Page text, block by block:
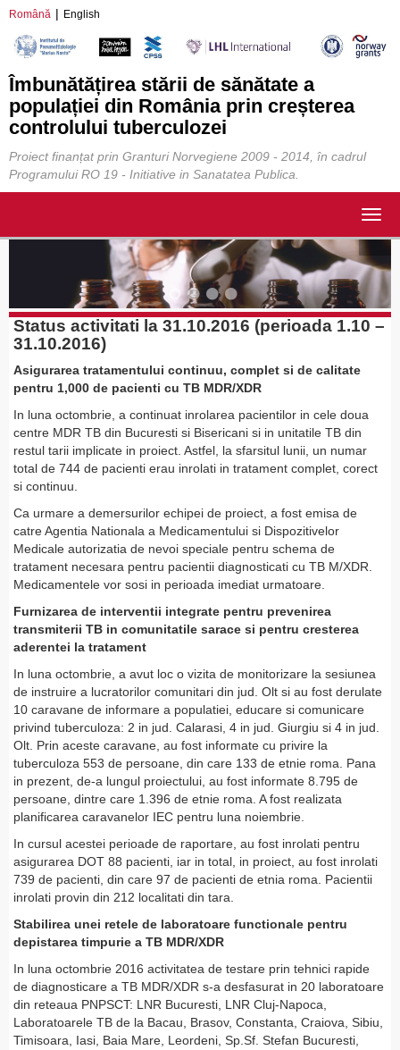
Română English
Îmbunătățirea stării de sănătate a
populației din România prin creșterea
controlului tuberculozei
Proiect finanțat prin Granturi Norvegiene 2009 - 2014, în cadrul
Programului RO 19 - Initiative in Sanatatea Publica.
Status activitati la 31.10.2016 (perioada 1.10 –
31.10.2016)
Asigurarea tratamentului continuu, complet si de calitate
pentru 1,000 de pacienti cu TB MDR/XDR
In luna octombrie, a continuat inrolarea pacientilor in cele doua
centre MDR TB din Bucuresti si Bisericani si in unitatile TB din
restul tarii implicate in proiect. Astfel, la sfarsitul lunii, un numar
total de 744 de pacienti erau inrolati in tratament complet, corect
si continuu.
Ca urmare a demersurilor echipei de proiect, a fost emisa de
catre Agentia Nationala a Medicamentului si Dispozitivelor
Medicale autorizatia de nevoi speciale pentru schema de
tratament necesara pentru pacientii diagnosticati cu TB M/XDR.
Medicamentele vor sosi in perioada imediat urmatoare.
Furnizarea de interventii integrate pentru prevenirea
transmiterii TB in comunitatile sarace si pentru cresterea
aderentei la tratament
In luna octombrie, a avut loc o vizita de monitorizare la sesiunea
de instruire a lucratorilor comunitari din jud. Olt si au fost derulate
10 caravane de informare a populatiei, educare si comunicare
privind tuberculoza: 2 in jud. Calarasi, 4 in jud. Giurgiu si 4 in jud.
Olt. Prin aceste caravane, au fost informate cu privire la
tuberculoza 553 de persoane, din care 133 de etnie roma. Pana
in prezent, de-a lungul proiectului, au fost informate 8.795 de
persoane, dintre care 1.396 de etnie roma. A fost realizata
planificarea caravanelor IEC pentru luna noiembrie.
In cursul acestei perioade de raportare, au fost inrolati pentru
asigurarea DOT 88 pacienti, iar in total, in proiect, au fost inrolati
739 de pacienti, din care 97 de pacienti de etnia roma. Pacientii
inrolati provin din 212 localitati din tara.
Stabilirea unei retele de laboratoare functionale pentru
depistarea timpurie a TB MDR/XDR
In luna octombrie 2016 activitatea de testare prin tehnici rapide
de diagnosticare a TB MDR/XDR s-a desfasurat in 20 laboratoare
din reteaua PNPSCT: LNR Bucuresti, LNR Cluj-Napoca,
Laboratoarele TB de la Bacau, Brasov, Constanta, Craiova, Sibiu,
Timisoara, Iasi, Baia Mare, Leordeni, Sp.Sf. Stefan Bucuresti,